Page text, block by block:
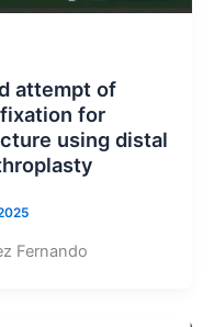
attempt of
for
using distal
Fernando